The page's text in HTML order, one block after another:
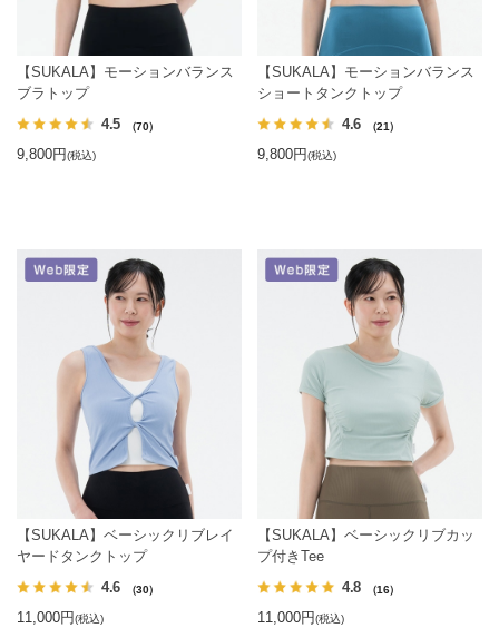
【SUKALA】モーションバランス
ブラトップ
4.5 （70）
9,800円(税込)
【SUKALA】モーションバランス
ショートタンクトップ
4.6 （21）
9,800円(税込)
【SUKALA】ベーシックリブレイ
ヤードタンクトップ
4.6 （30）
11,000円(税込)
【SUKALA】ベーシックリブカッ
プ付きTee
4.8 （16）
11,000円(税込)